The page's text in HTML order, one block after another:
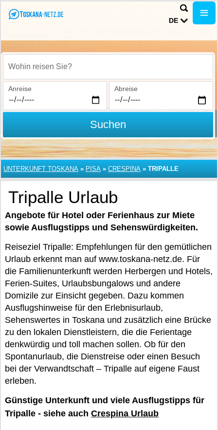
DE
Wohin reisen Sie?
Anreise Abreise
Suchen
UNTERKUNFT TOSKANA » PISA » CRESPINA » TRIPALLE
Tripalle Urlaub
Angebote für Hotel oder Ferienhaus zur Miete
sowie Ausflugstipps und Sehenswürdigkeiten.
Reiseziel Tripalle: Empfehlungen für den gemütlichen
Urlaub erkennt man auf www.toskana-netz.de. Für
die Familienunterkunft werden Herbergen und Hotels,
Ferien-Suites, Urlaubsbungalows und andere
Domizile zur Einsicht gegeben. Dazu kommen
Ausflugshinweise für den Erlebnisurlaub,
Sehenswertes in Toskana und zusätzlich eine Brücke
zu den lokalen Dienstleistern, die die Ferientage
denkwürdig und toll machen sollen. Ob für den
Spontanurlaub, die Dienstreise oder einen Besuch
bei der Verwandtschaft – Tripalle auf eigene Faust
erleben.
Günstige Unterkunft und viele Ausflugstipps für
Tripalle - siehe auch Crespina Urlaub